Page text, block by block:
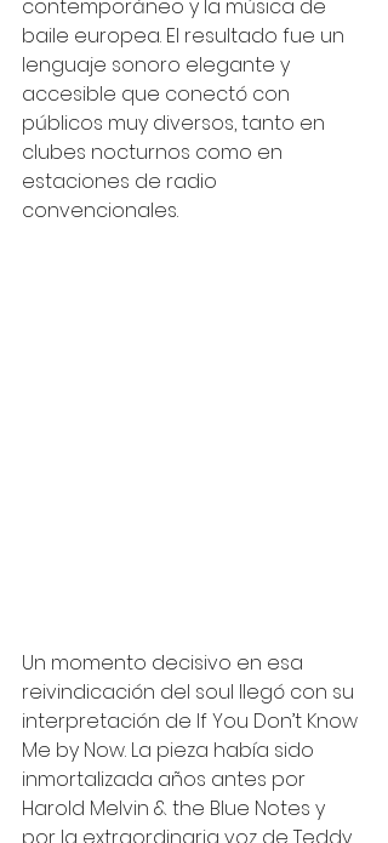
contemporáneo y la música de
baile europea. El resultado fue un
lenguaje sonoro elegante y
accesible que conectó con
públicos muy diversos, tanto en
clubes nocturnos como en
estaciones de radio
convencionales.
Un momento decisivo en esa
reivindicación del soul llegó con su
interpretación de If You Don’t Know
Me by Now. La pieza había sido
inmortalizada años antes por
Harold Melvin & the Blue Notes y
por la extraordinaria voz de Teddy